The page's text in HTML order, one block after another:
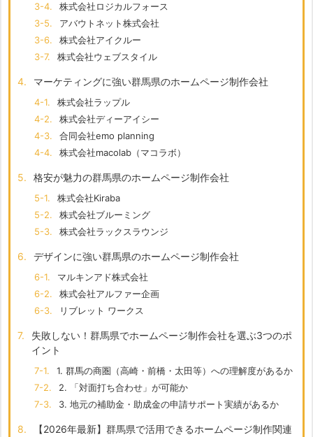
3-4.
株式会社ロジカルフォース
3-5.
アバウトネット株式会社
3-6.
株式会社アイクルー
3-7.
株式会社ウェブスタイル
4. マーケティングに強い群馬県のホームページ制作会社
4-1.
株式会社ラップル
4-2.
株式会社ディーアイシー
4-3.
合同会社emo planning
4-4.
株式会社macolab（マコラボ）
5. 格安が魅力の群馬県のホームページ制作会社
5-1.
株式会社Kiraba
5-2.
株式会社ブルーミング
5-3.
株式会社ラックスラウンジ
6. デザインに強い群馬県のホームページ制作会社
6-1.
マルキンアド株式会社
6-2.
株式会社アルファー企画
6-3.
リブレット ワークス
7.
失敗しない！群馬県でホームページ制作会社を選ぶ3つのポ
イント
7-1.
1. 群馬の商圏（高崎・前橋・太田等）への理解度があるか
7-2.
2. 「対面打ち合わせ」が可能か
7-3.
3. 地元の補助金・助成金の申請サポート実績があるか
8.
【2026年最新】群馬県で活用できるホームページ制作関連